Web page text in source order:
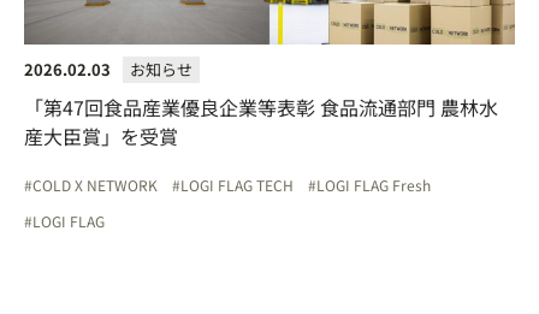
2026.02.03 お知らせ
「第47回食品産業優良企業等表彰 食品流通部門 農林水
産大臣賞」を受賞
COLD X NETWORK LOGI FLAG TECH
LOGI FLAG Fresh
LOGI FLAG